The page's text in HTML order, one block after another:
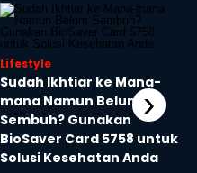
Lifestyle
Sudah Ikhtiar ke Mana-
mana Namun Belum
Sembuh? Gunakan
BioSaver Card 5758 untuk
Solusi Kesehatan Anda
›